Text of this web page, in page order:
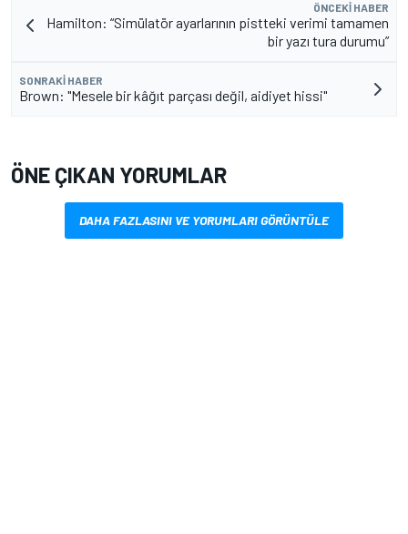
ÖNCEKI HABER
Hamilton: “Simülatör ayarlarının pistteki verimi tamamen
bir yazı tura durumu”
SONRAKI HABER
Brown: "Mesele bir kâğıt parçası değil, aidiyet hissi"
ÖNE ÇIKAN YORUMLAR
DAHA FAZLASINI VE YORUMLARI GÖRÜNTÜLE